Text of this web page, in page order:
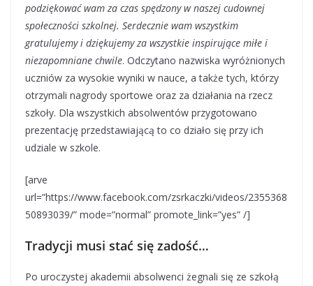
podziękować wam za czas spędzony w naszej cudownej
społeczności szkolnej. Serdecznie wam wszystkim
gratulujemy i dziękujemy za wszystkie inspirujące miłe i
niezapomniane chwile. Odczytano nazwiska wyróżnionych
uczniów za wysokie wyniki w nauce, a także tych, którzy
otrzymali nagrody sportowe oraz za działania na rzecz
szkoły. Dla wszystkich absolwentów przygotowano
prezentację przedstawiającą to co działo się przy ich
udziale w szkole.
[arve
url=”https://www.facebook.com/zsrkaczki/videos/2355368
50893039/” mode=”normal” promote_link=”yes” /]
Tradycji musi stać się zadość…
Po uroczystej akademii absolwenci żegnali się ze szkołą